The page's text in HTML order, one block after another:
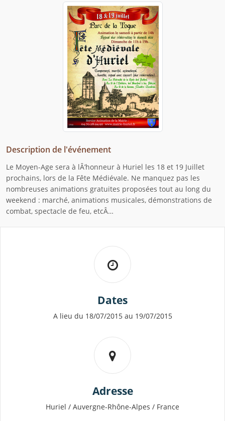
Description de l'événement
Le Moyen-Age sera à lÂ’honneur à Huriel les 18 et 19 Juillet
prochains, lors de la Fête Médiévale. Ne manquez pas les
nombreuses animations gratuites proposées tout au long du
weekend : marché, animations musicales, démonstrations de
combat, spectacle de feu, etcÂ…
Dates
A lieu du 18/07/2015 au 19/07/2015
Adresse
Huriel / Auvergne-Rhône-Alpes / France